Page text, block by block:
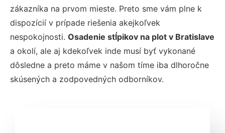
zákazníka na prvom mieste. Preto sme vám plne k
dispozícií v prípade riešenia akejkoľvek
nespokojnosti. Osadenie stĺpikov na plot v Bratislave
a okolí, ale aj kdekoľvek inde musí byť vykonané
dôsledne a preto máme v našom tíme iba dlhoročne
skúsených a zodpovedných odborníkov.